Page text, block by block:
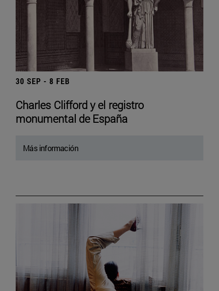
30 SEP - 8 FEB
Charles Clifford y el registro
monumental de España
Más información